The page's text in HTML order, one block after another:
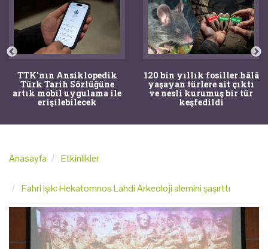
TTK'nın Ansiklopedik
Türk Tarih Sözlüğüne
artık mobil uygulama ile
erişilebilecek
120 bin yıllık fosiller hâlâ
yaşayan türlere ait çıktı
ve nesli kurumuş bir tür
keşfedildi
Anasayfa Etkinlikler
Fahri Işık: Hekatomnos Lahdi Arkeoloji alemini şaşırttı